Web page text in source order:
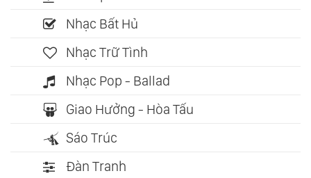
Nhạc Bất Hủ
Nhạc Trữ Tình
Nhạc Pop - Ballad
Giao Hưởng - Hòa Tấu
Sáo Trúc
Đàn Tranh